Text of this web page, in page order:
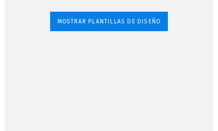
MOSTRAR PLANTILLAS DE DISEÑO